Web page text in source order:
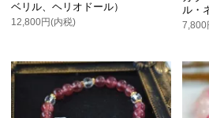
ベリル、ヘリオドール）
12,800円(内税)
ル・
7,800